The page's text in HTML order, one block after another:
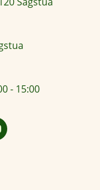
- 15:00